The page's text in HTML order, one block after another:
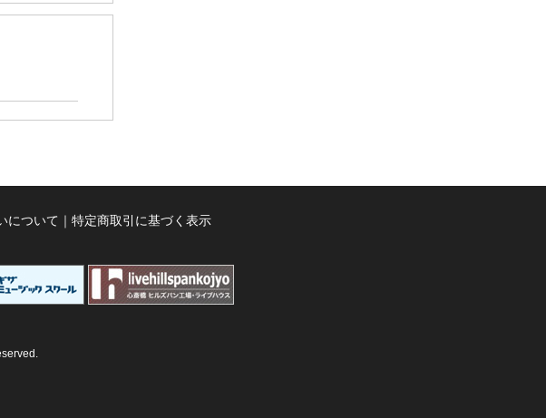
について ｜ 特定商取引に基づく表示